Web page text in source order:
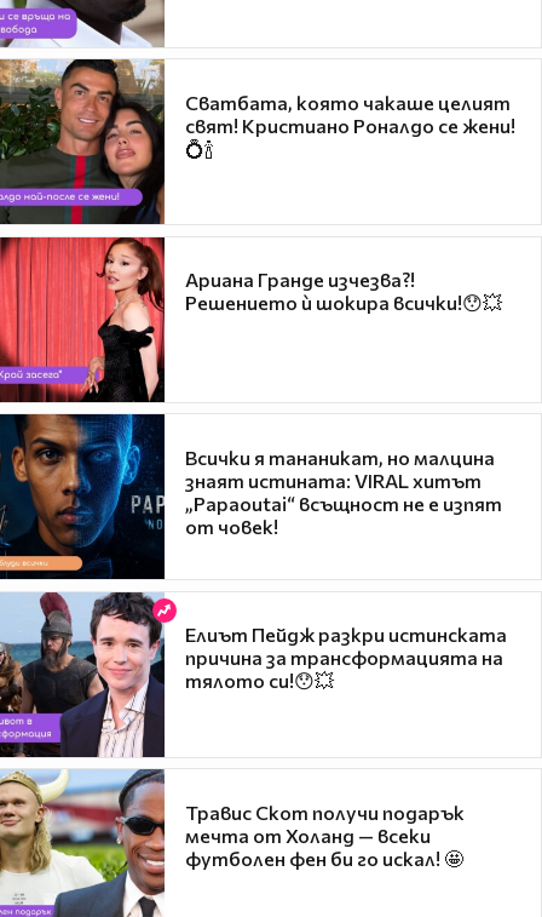
Сватбата, която чакаше целият
свят! Кристиано Роналдо се жени!
💍🍾
Ариана Гранде изчезва?!
Решението ѝ шокира всички!😯💥
Всички я тананикат, но малцина
знаят истината: VIRAL хитът
„Papaoutai“ всъщност не е изпят
от човек!
Елиът Пейдж разкри истинската
причина за трансформацията на
тялото си!😯💥
Травис Скот получи подарък
мечта от Холанд — всеки
футболен фен би го искал! 🤩